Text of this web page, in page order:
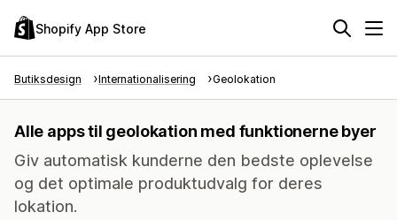
Shopify App Store
Butiksdesign Internationalisering Geolokation
Alle apps til geolokation med funktionerne byer
Giv automatisk kunderne den bedste oplevelse
og det optimale produktudvalg for deres
lokation.